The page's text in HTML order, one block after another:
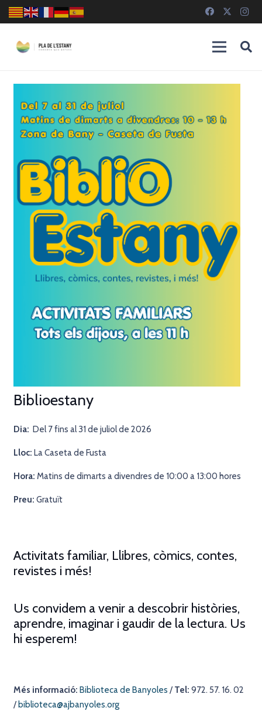
Biblioestany
Dia: Del 7 fins al 31 de juliol de 2026
Lloc: La Caseta de Fusta
Hora: Matins de dimarts a divendres de 10:00 a 13:00 hores
Preu: Gratuït
Activitats familiar, Llibres, còmics, contes,
revistes i més!
Us convidem a venir a descobrir històries,
aprendre, imaginar i gaudir de la lectura. Us
hi esperem!
Més informació: Biblioteca de Banyoles /Tel: 972. 57. 16. 02
/ biblioteca@ajbanyoles.org